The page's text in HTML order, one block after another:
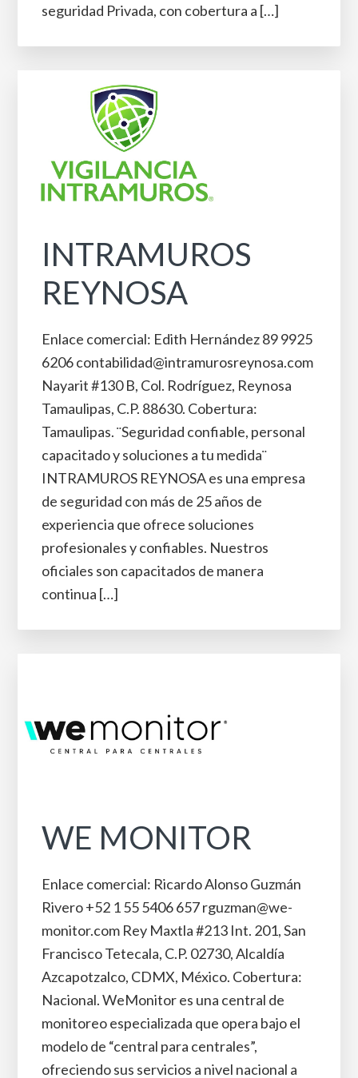
seguridad Privada, con cobertura a […]
INTRAMUROS
REYNOSA
Enlace comercial: Edith Hernández 89 9925
6206 contabilidad@intramurosreynosa.com
Nayarit #130 B, Col. Rodríguez, Reynosa
Tamaulipas, C.P. 88630. Cobertura:
Tamaulipas. ¨Seguridad confiable, personal
capacitado y soluciones a tu medida¨
INTRAMUROS REYNOSA es una empresa
de seguridad con más de 25 años de
experiencia que ofrece soluciones
profesionales y confiables. Nuestros
oficiales son capacitados de manera
continua […]
WE MONITOR
Enlace comercial: Ricardo Alonso Guzmán
Rivero +52 1 55 5406 657 rguzman@we-
monitor.com Rey Maxtla #213 Int. 201, San
Francisco Tetecala, C.P. 02730, Alcaldía
Azcapotzalco, CDMX, México. Cobertura:
Nacional. WeMonitor es una central de
monitoreo especializada que opera bajo el
modelo de “central para centrales”,
ofreciendo sus servicios a nivel nacional a